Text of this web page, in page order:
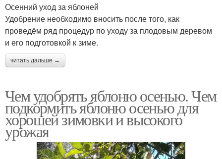
Осенний уход за яблоней
Удобрение необходимо вносить после того, как
проведём ряд процедур по уходу за плодовым деревом
и его подготовкой к зиме.
читать дальше →
Чем удобрять яблоню осенью. Чем
подкормить яблоню осенью для
хорошей зимовки и высокого
урожая